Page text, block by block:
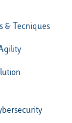
& Tecniques